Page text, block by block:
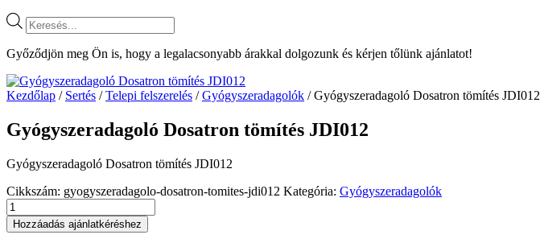
Products
search
Győződjön meg Ön is, hogy a legalacsonyabb árakkal dolgozunk és kérjen tőlünk ajánlatot!
Kezdőlap / Sertés /Telepi felszerelés /Gyógyszeradagolók / Gyógyszeradagoló Dosatron tömítés JDI012
Gyógyszeradagoló Dosatron tömítés JDI012
Gyógyszeradagoló Dosatron tömítés JDI012
Cikkszám: gyogyszeradagolo-dosatron-tomites-jdi012 Kategória: Gyógyszeradagolók
Gyógyszeradagoló
Dosatron
tömítés
Hozzáadás ajánlatkéréshez